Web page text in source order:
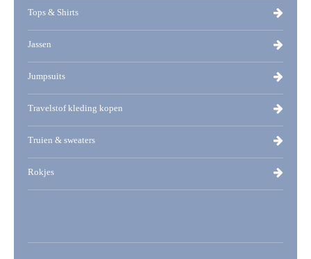
Tops & Shirts
Jassen
Jumpsuits
Travelstof kleding kopen
Truien & sweaters
Rokjes